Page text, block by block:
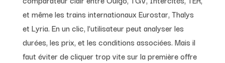
et même les trains internationaux Eurostar, Thalys
et Lyria. En un clic, l’utilisateur peut analyser les
durées, les prix, et les conditions associées. Mais il
faut éviter de cliquer trop vite sur la première offre